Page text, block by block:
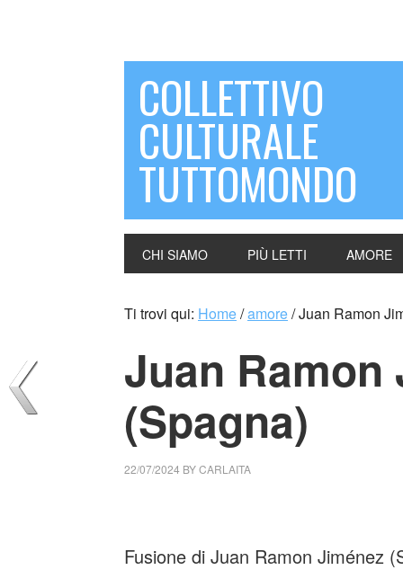
COLLETTIVO
CULTURALE
TUTTOMONDO
CHI SIAMO PIÙ LETTI AMORE
Ti trovi qui: Home/amore/Juan Ramon
Juan Ramon
(Spagna)
22/07/2024 BYCARLAITA
Fusione di Juan Ramon Jiménez